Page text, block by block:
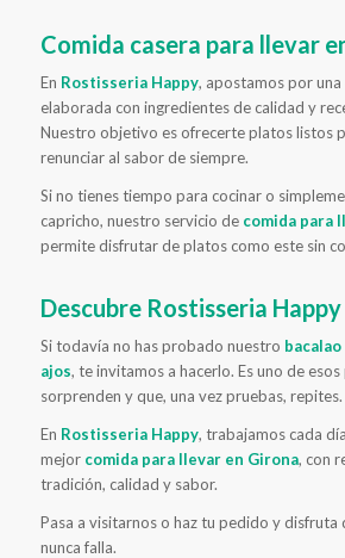
Comida casera para llevar
En Rostisseria Happy, apostamos por una
elaborada con ingredientes de calidad y
Nuestro objetivo es ofrecerte platos listos
renunciar al sabor de siempre.
Si no tienes tiempo para cocinar o
capricho, nuestro servicio de comida para
permite disfrutar de platos como este sin
Descubre Rostisseria Happy
Si todavía no has probado nuestro
ajos, te invitamos a hacerlo. Es uno de
sorprenden y que, una vez pruebas, repites.
En Rostisseria Happy, trabajamos cada
mejor comida para llevar en Girona, con
tradición, calidad y sabor.
Pasa a visitarnos o haz tu pedido y disfruta
nunca falla.